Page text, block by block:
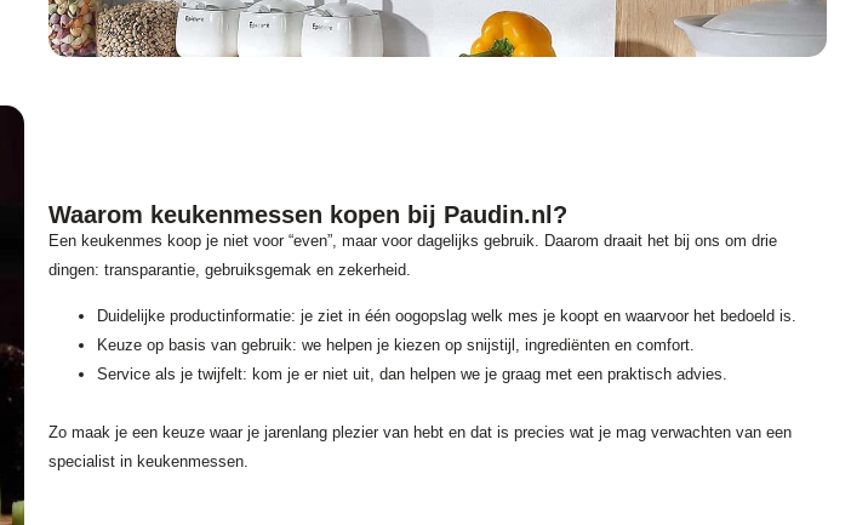
Waarom keukenmessen kopen bij Paudin.nl?
Een keukenmes koop je niet voor “even”, maar voor dagelijks gebruik. Daarom draait het bij ons om drie
dingen: transparantie, gebruiksgemak en zekerheid.
Duidelijke productinformatie: je ziet in één oogopslag welk mes je koopt en waarvoor het bedoeld is.
Keuze op basis van gebruik: we helpen je kiezen op snijstijl, ingrediënten en comfort.
Service als je twijfelt: kom je er niet uit, dan helpen we je graag met een praktisch advies.
Zo maak je een keuze waar je jarenlang plezier van hebt en dat is precies wat je mag verwachten van een
specialist in keukenmessen.